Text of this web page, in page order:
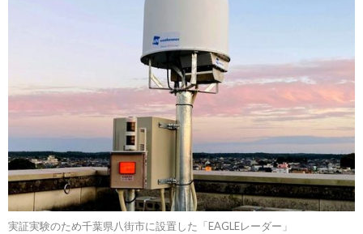
実証実験のため千葉県八街市に設置した「EAGLEレーダー」